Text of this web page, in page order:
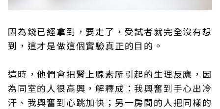
因為錢已經拿到，要走了，受試者就完全沒有想
到，這才是做這個實驗真正的目的。
這時，他們會把腎上腺素所引起的生理反應，因
為同室的人很高興，解釋成：我興奮到手心出冷
汗、我興奮到心跳加快；另一房間的人把同樣的